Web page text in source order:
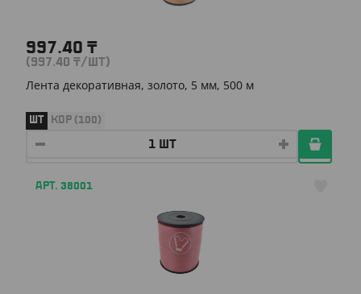
997.40 ₸
(997.40 ₸/ШТ)
Лента декоративная, золото, 5 мм, 500 м
ШТ КОР (100)
АРТ. 38001